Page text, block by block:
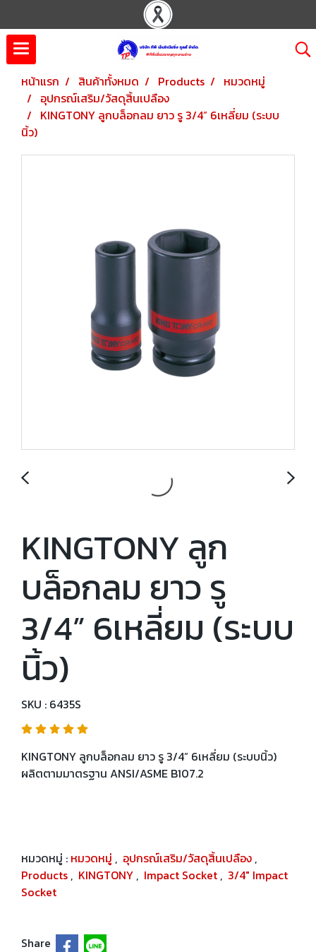
หน้าแรก สินค้าทั้งหมด Products
หมวดหมู่
อุปกรณ์เสริม/วัสดุสิ้นเปลือง
KINGTONY ลูกบล็อกลม ยาว รู 3/4” 6เหลี่ยม (ระบบ
นิ้ว)
KINGTONY ลูก
บล็อกลม ยาว รู
3/4” 6เหลี่ยม (ระบบ
นิ้ว)
SKU : 6435S
KINGTONY ลูกบล็อกลม ยาว รู 3/4” 6เหลี่ยม (ระบบนิ้ว)
ผลิตตามมาตรฐาน ANSI/ASME B107.2
หมวดหมู่ : หมวดหมู่ , อุปกรณ์เสริม/วัสดุสิ้นเปลือง ,
Products , KINGTONY , Impact Socket , 3/4" Impact
Socket
Share